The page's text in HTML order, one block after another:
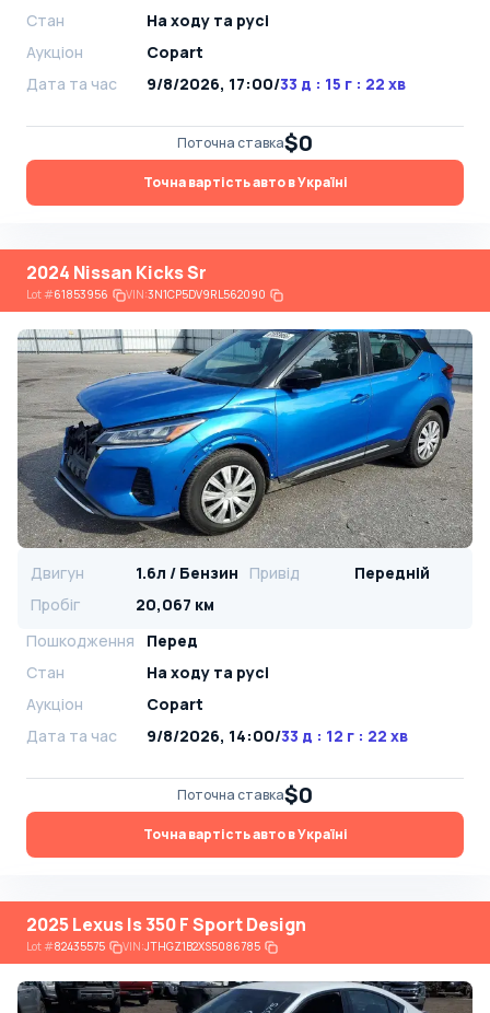
Стан
На ​​ходу та русі
Аукціон
Copart
Дата та час
9/8/2026, 17:00/33 д : 15 г : 22 хв
Поточна ставка$0
Точна вартість авто в Україні
2024 Nissan Kicks Sr
Lot#61853956 VIN:3N1CP5DV9RL562090
Двигун 1.6л / Бензин Привід
Передній
Пробіг
20,067 км
Пошкодження
Перед
Стан
На ​​ходу та русі
Аукціон
Copart
Дата та час
9/8/2026, 14:00/33 д : 12 г : 22 хв
Поточна ставка$0
Точна вартість авто в Україні
2025 Lexus Is 350 F Sport Design
Lot#82435575 VIN:JTHGZ1B2XS5086785